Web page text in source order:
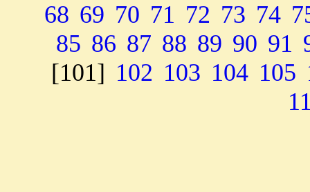
68 69 70 71 72 73 74
85 86 87 88 89 90 91
[101] 102 103 104 105